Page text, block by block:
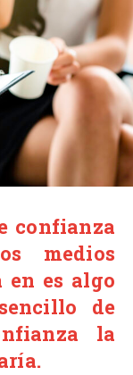
confianza
medios
en es algo
de
la